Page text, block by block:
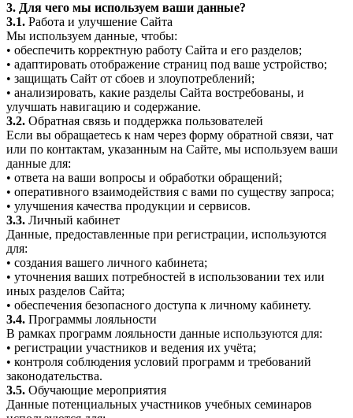
3. Для чего мы используем ваши данные?
3.1. Работа и улучшение Сайта
Мы используем данные, чтобы:
• обеспечить корректную работу Сайта и его разделов;
• адаптировать отображение страниц под ваше устройство;
• защищать Сайт от сбоев и злоупотреблений;
• анализировать, какие разделы Сайта востребованы, и
улучшать навигацию и содержание.
3.2. Обратная связь и поддержка пользователей
Если вы обращаетесь к нам через форму обратной связи, чат
или по контактам, указанным на Сайте, мы используем ваши
данные для:
• ответа на ваши вопросы и обработки обращений;
• оперативного взаимодействия с вами по существу запроса;
• улучшения качества продукции и сервисов.
3.3. Личный кабинет
Данные, предоставленные при регистрации, используются
для:
• создания вашего личного кабинета;
• уточнения ваших потребностей в использовании тех или
иных разделов Сайта;
• обеспечения безопасного доступа к личному кабинету.
3.4. Программы лояльности
В рамках программ лояльности данные используются для:
• регистрации участников и ведения их учёта;
• контроля соблюдения условий программ и требований
законодательства.
3.5. Обучающие мероприятия
Данные потенциальных участников учебных семинаров